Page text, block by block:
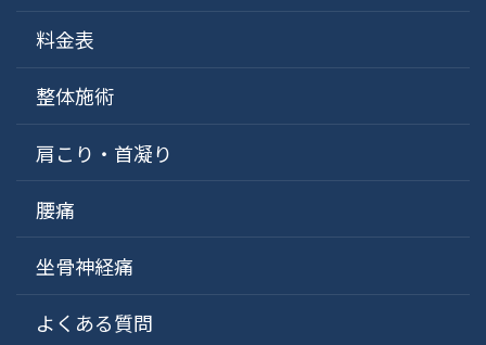
料金表
整体施術
肩こり・首凝り
腰痛
坐骨神経痛
よくある質問